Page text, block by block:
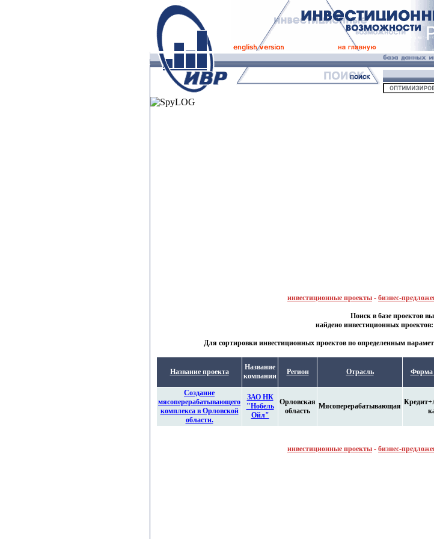
инвестиционные проекты - бизнес-
Поиск в базе проектов
найдено инвестиционных проектов:
Для сортировки инвестиционных проектов по определенным
Название проекта
Название
компании
Регион Отрасль Форма
Создание
мясоперерабатывающего
комплекса в Орловской
области.
ЗАО НК
"Нобель
Ойл"
Орловская
область
Мясоперерабатывающая
инвестиционные проекты - бизнес-